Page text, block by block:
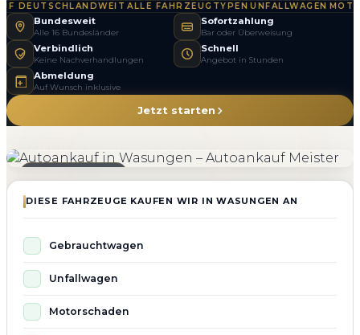
DEUTSCHLANDWEITALLE FAHRZEUGTYPEN·UNFALLWAGEN·
Bundesweit
Alle 16 Bundesländer
Sofortzahlung
Bar oder Überweisung
Verbindlich
Keine Nachverhandlungen
Schnell
Angebot in Stunden
Abmeldung
Auf Wunsch inklusive
Jetzt starten
DIESE FAHRZEUGE KAUFEN WIR IN WASUNGEN AN
Gebrauchtwagen
Unfallwagen
Motorschaden